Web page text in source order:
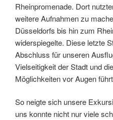
Rheinpromenade. Dort
weitere Aufnahmen zu
Düsseldorfs bis hin zum
widerspiegelte. Diese letzte
Abschluss für unseren
Vielseitigkeit der Stadt und
Möglichkeiten vor Augen
So neigte sich unsere
uns konnte nicht nur viele